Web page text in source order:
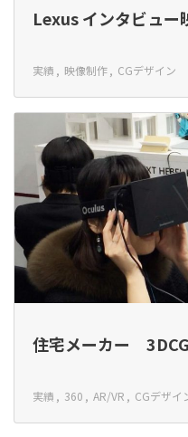
Lexus インタビュー
実績 映像制作 CGデザイン
住宅メーカー
実績 360 AR/VR CGデザイ